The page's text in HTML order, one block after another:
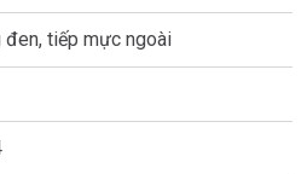
đen, tiếp mực ngoài